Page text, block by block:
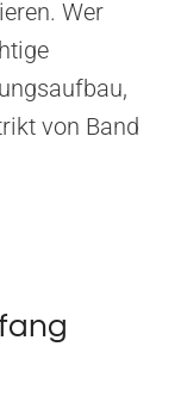
Wer
von Band